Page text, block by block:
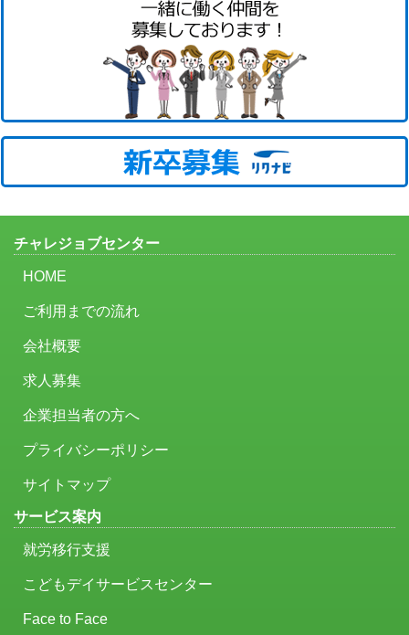
チャレジョブセンター
HOME
ご利用までの流れ
会社概要
求人募集
企業担当者の方へ
プライバシーポリシー
サイトマップ
サービス案内
就労移行支援
こどもデイサービスセンター
Face to Face